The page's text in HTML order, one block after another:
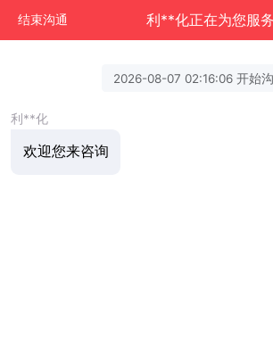
结束沟通 利**化正在为您服务
2026-08-07 02:16:06 开始
利**化
欢迎您来咨询